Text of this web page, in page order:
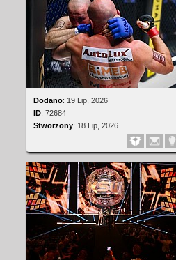
Dodano: 19 Lip, 2026
ID: 72684
Stworzony: 18 Lip, 2026